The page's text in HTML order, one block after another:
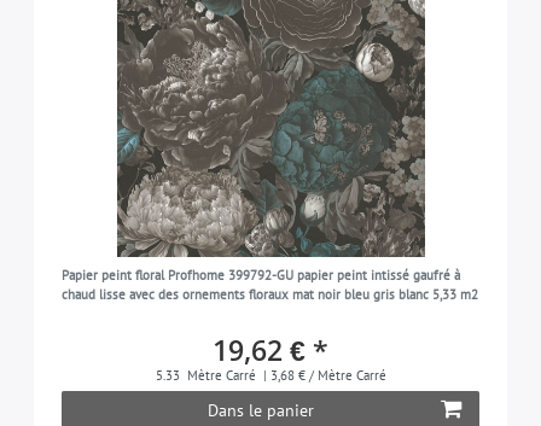
Papier peint floral Profhome 399792-GU papier peint intissé gaufré à
chaud lisse avec des ornements floraux mat noir bleu gris blanc 5,33 m2
19,62 € *
5.33 Mètre Carré | 3,68 € / Mètre Carré
Dans le panier